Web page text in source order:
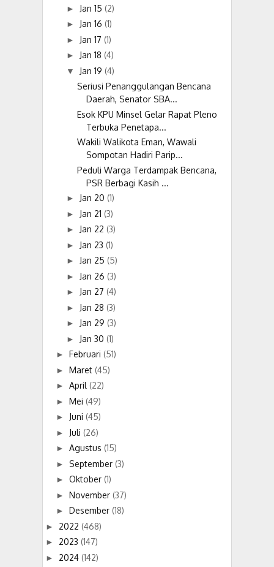
► Jan 15 (2)
► Jan 16 (1)
► Jan 17 (1)
► Jan 18 (4)
▼ Jan 19 (4)
Seriusi Penanggulangan Bencana
Daerah, Senator SBA...
Esok KPU Minsel Gelar Rapat Pleno
Terbuka Penetapa...
Wakili Walikota Eman, Wawali
Sompotan Hadiri Parip...
Peduli Warga Terdampak Bencana,
PSR Berbagi Kasih ...
► Jan 20 (1)
► Jan 21 (3)
► Jan 22 (3)
► Jan 23 (1)
► Jan 25 (5)
► Jan 26 (3)
► Jan 27 (4)
► Jan 28 (3)
► Jan 29 (3)
► Jan 30 (1)
► Februari (51)
► Maret (45)
► April (22)
► Mei (49)
► Juni (45)
► Juli (26)
► Agustus (15)
► September (3)
► Oktober (1)
► November (37)
► Desember (18)
► 2022 (468)
► 2023 (147)
► 2024 (142)